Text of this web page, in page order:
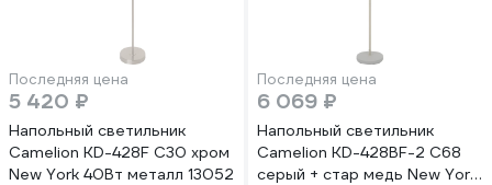
Последняя цена
5 420 ₽
Напольный светильник
Camelion KD-428F С30 хром
New York 40Вт металл 13052
Последняя цена
6 069 ₽
Напольный светильник
Camelion KD-428BF-2 C68
серый + стар медь New York